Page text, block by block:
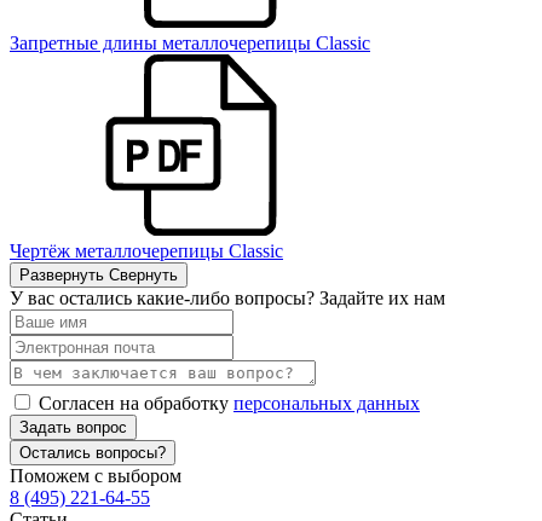
Запретные длины металлочерепицы Classic
Чертёж металлочерепицы Classic
Развернуть Свернуть
У вас остались какие-либо вопросы? Задайте их нам
Согласен на обработку персональных данных
Задать вопрос
Остались вопросы?
Поможем с выбором
8 (495) 221-64-55